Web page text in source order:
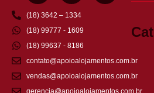
(18) 3642 – 1334
(18) 99777 - 1609
(18) 99637 - 8186
contato@apoioalojamentos.com.br
vendas@apoioalojamentos.com.br
gerencia@apoioalojamentos.com.br